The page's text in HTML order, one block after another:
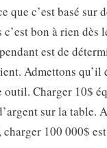
que c’est basé sur
c’est bon à rien dès
est de
Admettons qu’il
outil. Charger 10$
sur la table.
100 000$